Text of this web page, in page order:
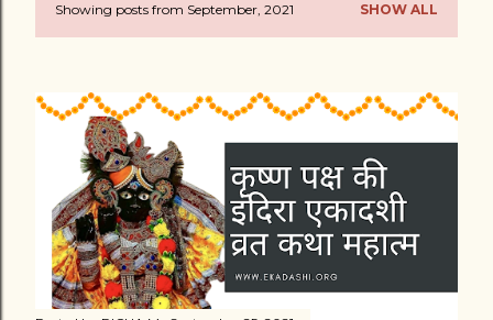
P
s
Showing posts from September, 2021 SHOW ALL